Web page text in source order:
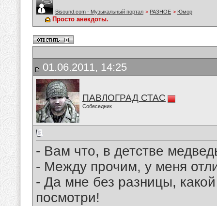
Bisound.com - Музыкальный портал > РАЗНОЕ > Юмор
Просто анекдоты.
01.06.2011, 14:25
ПАВЛОГРАД СТАС
Собеседник
- Вам что, в детстве
- Между прочим, у меня
- Да мне без разницы,
посмотри!